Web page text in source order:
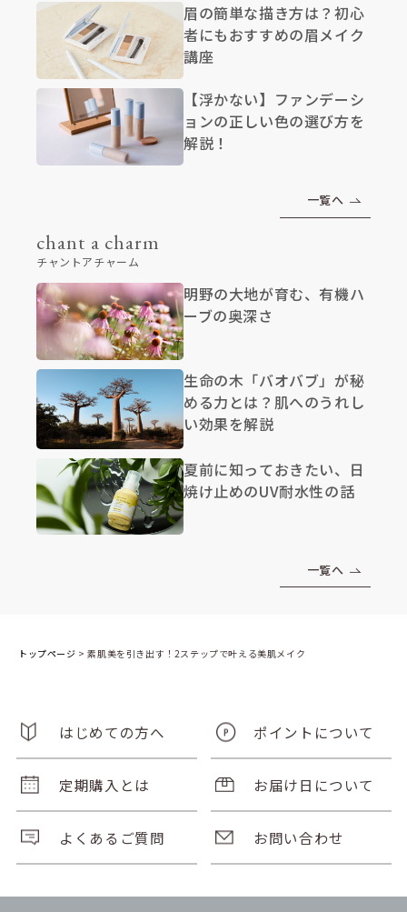
眉の簡単な描き方は？初心
者にもおすすめの眉メイク
講座
【浮かない】ファンデーシ
ョンの正しい色の選び方を
解説！
一覧へ
chant a charm
チャントアチャーム
明野の大地が育む、有機ハ
ーブの奥深さ
生命の木「バオバブ」が秘
める力とは？肌へのうれし
い効果を解説
夏前に知っておきたい、日
焼け止めのUV耐水性の話
一覧へ
トップページ > 素肌美を引き出す！2ステップで叶える美肌メイク
はじめての方へ ポイントについて
定期購入とは お届け日について
よくあるご質問 お問い合わせ